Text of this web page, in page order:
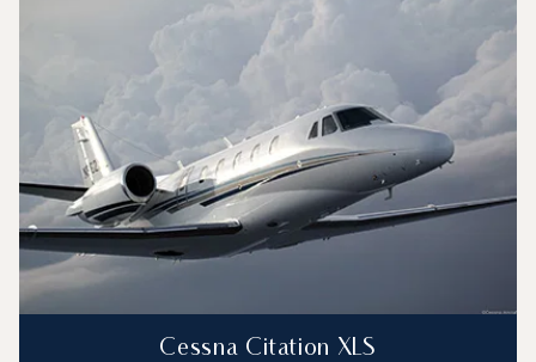
Cessna Citation XLS